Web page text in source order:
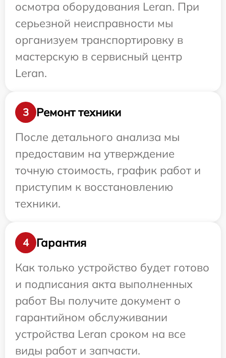
осмотра оборудования Leran. При
серьезной неисправности мы
организуем транспортировку в
мастерскую в сервисный центр
Leran.
3
Ремонт техники
После детального анализа мы
предоставим на утверждение
точную стоимость, график работ и
приступим к восстановлению
техники.
4
Гарантия
Как только устройство будет готово
и подписания акта выполненных
работ Вы получите документ о
гарантийном обслуживании
устройства Leran сроком на все
виды работ и запчасти.